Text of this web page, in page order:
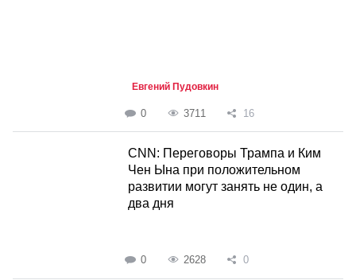
Евгений Пудовкин
0 3711 16
СNN: Переговоры Трампа и Ким
Чен Ына при положительном
развитии могут занять не один, а
два дня
0 2628 0